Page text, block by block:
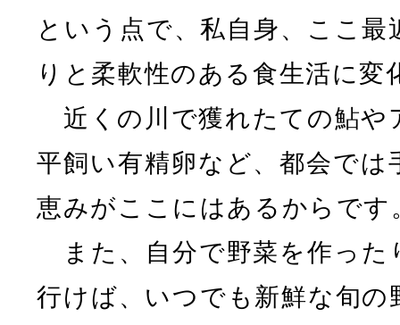
という点で、私自身、ここ
りと柔軟性のある食生活に変
近くの川で獲れたての鮎や
平飼い有精卵など、都会では
恵みがここにはあるからです
また、自分で野菜を作った
行けば、いつでも新鮮な旬の